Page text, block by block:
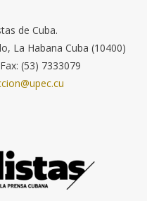
de Cuba.
La Habana Cuba (10400)
(53) 7333079